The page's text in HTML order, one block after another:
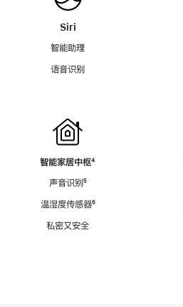
Siri
智能助理
语音识别
智能家居中枢脚
⁴
声音识别脚
⁵
温湿度传感器脚
⁶
私密又安全